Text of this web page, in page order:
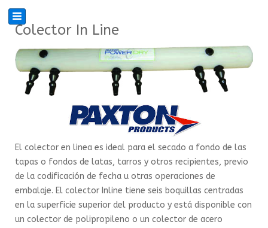
Colector In Line
El colector en linea es ideal para el secado a fondo de las
tapas o fondos de latas, tarros y otros recipientes, previo
de la codificación de fecha u otras operaciones de
embalaje. El colector Inline tiene seis boquillas centradas
en la superficie superior del producto y está disponible con
un colector de polipropileno o un colector de acero